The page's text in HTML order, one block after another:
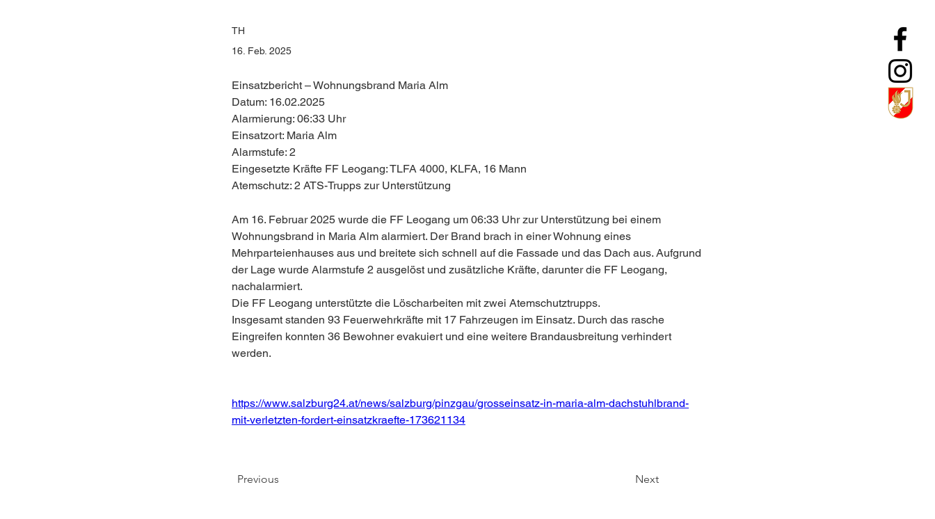
TH
16. Feb. 2025
Einsatzbericht – Wohnungsbrand Maria Alm
Datum: 16.02.2025
Alarmierung: 06:33 Uhr
Einsatzort: Maria Alm
Alarmstufe: 2
Eingesetzte Kräfte FF Leogang: TLFA 4000, KLFA, 16 Mann
Atemschutz: 2 ATS-Trupps zur Unterstützung
Am 16. Februar 2025 wurde die FF Leogang um 06:33 Uhr zur Unterstützung bei einem
Wohnungsbrand in Maria Alm alarmiert. Der Brand brach in einer Wohnung eines
Mehrparteienhauses aus und breitete sich schnell auf die Fassade und das Dach aus. Aufgrund
der Lage wurde Alarmstufe 2 ausgelöst und zusätzliche Kräfte, darunter die FF Leogang,
nachalarmiert.
Die FF Leogang unterstützte die Löscharbeiten mit zwei Atemschutztrupps.
Insgesamt standen 93 Feuerwehrkräfte mit 17 Fahrzeugen im Einsatz. Durch das rasche
Eingreifen konnten 36 Bewohner evakuiert und eine weitere Brandausbreitung verhindert
werden.
https://www.salzburg24.at/news/salzburg/pinzgau/grosseinsatz-in-maria-alm-dachstuhlbrand-
mit-verletzten-fordert-einsatzkraefte-173621134
Previous Next